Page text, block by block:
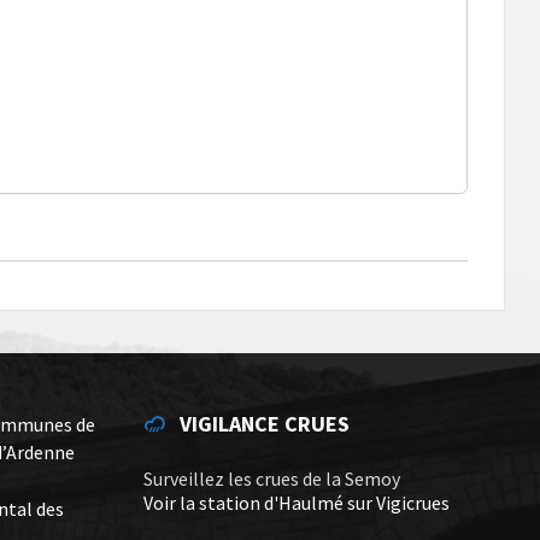
de
des
VIGILANCE CRUES
Surveillez les crues de la Semoy
Voir la station d'Haulmé sur Vigicrues